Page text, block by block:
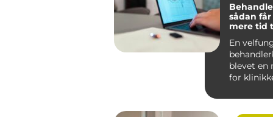
sådan
mere tid
En
blevet en
for